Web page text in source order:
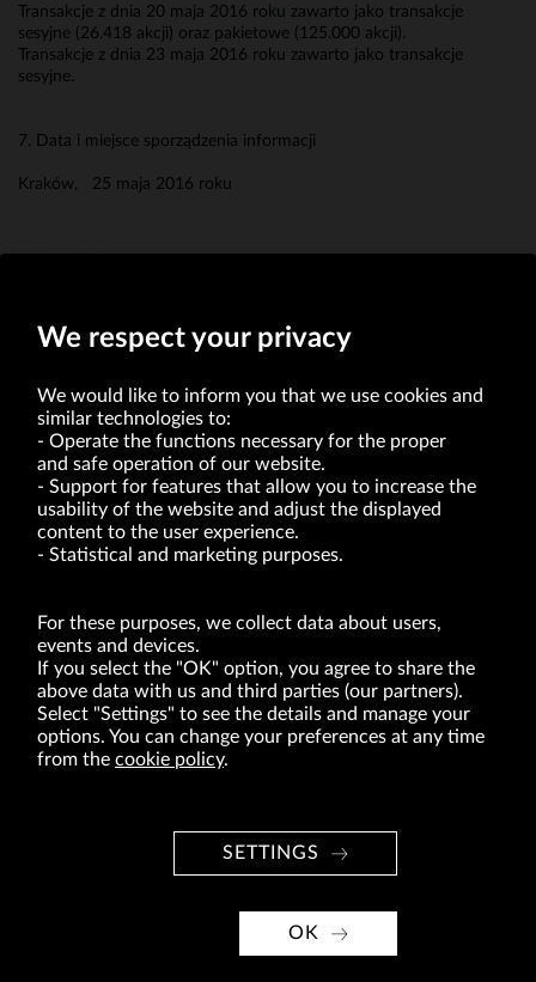
Transakcje z dnia 20 maja 2016 roku zawarto jako transakcje
sesyjne (26.418 akcji) oraz pakietowe (125.000 akcji).
Transakcje z dnia 23 maja 2016 roku zawarto jako transakcje
sesyjne.
7. Data i miejsce sporządzenia informacji
Kraków, 25 maja 2016 roku
VRG S.A. | 10 Pilotów Street | 31-462 Kraków
Tax Identification Number: 675-000-03-61
District Court for Kraków-Śródmieście in Kraków
XI Economic Department of the National Court Register number 0000047082
of act of 8.03.2013 on combating excessive late payment in commercial transactions
(Journal of Laws of 2019, item 118 as amended).
BRANDS
We respect your privacy
We would like to inform you that we use cookies and
similar technologies to:
Operate the functions necessary for the proper
and safe operation of our website.
Support for features that allow you to increase the
usability of the website and adjust the displayed
content to the user experience.
Statistical and marketing purposes.
For these purposes, we collect data about users,
events and devices.
If you select the "OK" option, you agree to share the
above data with us and third parties (our partners).
Select "Settings" to see the details and manage your
options. You can change your preferences at any time
from the cookie policy.
SETTINGS
OK